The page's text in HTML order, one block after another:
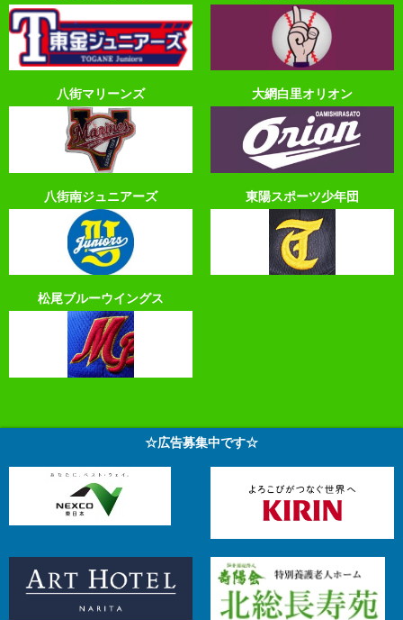
八街マリーンズ 大網白里オリオン
八街南ジュニアーズ 東陽スポーツ少年団
松尾ブルーウイングス
☆広告募集中です☆